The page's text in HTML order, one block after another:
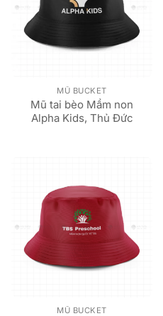
MŨ BUCKET
Mũ tai bèo Mầm non
Alpha Kids, Thủ Đức
MŨ BUCKET